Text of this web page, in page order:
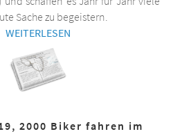
Sache zu begeistern.
WEITERLESEN
2000 Biker fahren im